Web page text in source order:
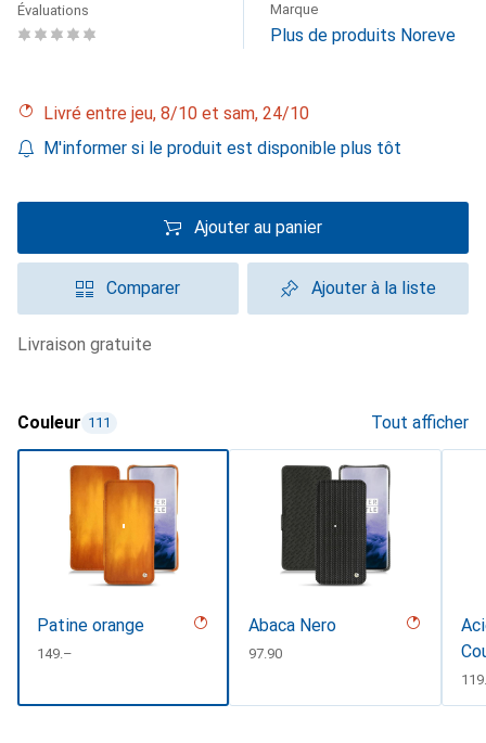
Évaluations Marque
Plus de produits Noreve
Livré entre jeu, 8/10 et sam, 24/10
M'informer si le produit est disponible plus tôt
Ajouter au panier
Comparer Ajouter à la liste
livraison gratuite
Couleur 111 Tout afficher
Patine orange
CHF
149.–
Abaca Nero
CHF
97.90
CHF